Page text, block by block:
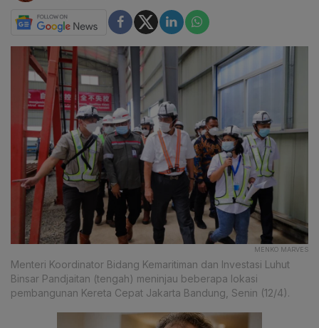
MENKO MARVES
Menteri Koordinator Bidang Kemaritiman dan Investasi Luhut
Binsar Pandjaitan (tengah) meninjau beberapa lokasi
pembangunan Kereta Cepat Jakarta Bandung, Senin (12/4).